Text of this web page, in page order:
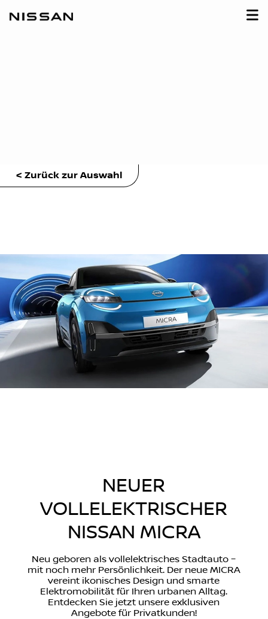
< Zurück zur Auswahl
NEUER
VOLLELEKTRISCHER
NISSAN MICRA
Neu geboren als vollelektrisches Stadtauto –
mit noch mehr Persönlichkeit. Der neue MICRA
vereint ikonisches Design und smarte
Elektromobilität für Ihren urbanen Alltag.
Entdecken Sie jetzt unsere exklusiven
Angebote für Privatkunden!